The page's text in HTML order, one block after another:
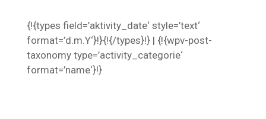
{!{types field=’aktivity_date‘ style=’text‘
format=’d.m.Y‘}!}{!{/types}!} | {!{wpv-post-
taxonomy type=’activity_categorie‘
format=’name‘}!}